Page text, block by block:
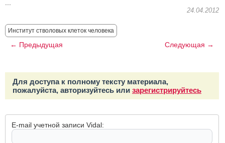
24.04.2012
Институт стволовых клеток человека
← Предыдущая Следующая →
Для доступа к полному тексту материала,
пожалуйста, авторизуйтесь или зарегистрируйтесь
E-mail учетной записи Vidal: